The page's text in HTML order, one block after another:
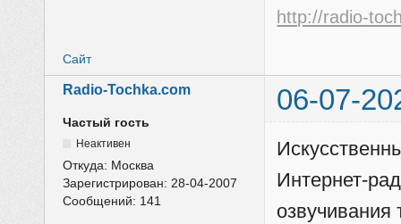
http://radio-
Сайт
Radio-Tochka.com 06-07-
Частый гость
Неактивен
Откуда: Москва
Зарегистрирован: 28-04-2007
Сообщений: 141
Интернет-